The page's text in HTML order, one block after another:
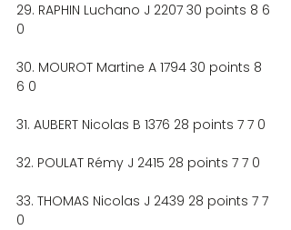
29. RAPHIN Luchano J 2207 30 points 8 6
0
30. MOUROT Martine A 1794 30 points 8
6 0
31. AUBERT Nicolas B 1376 28 points 7 7 0
32. POULAT Rémy J 2415 28 points 7 7 0
33. THOMAS Nicolas J 2439 28 points 7 7
0